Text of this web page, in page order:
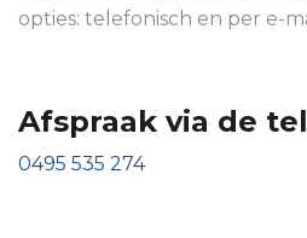
opties: telefonisch en per e-
Afspraak via de
0495 535 274